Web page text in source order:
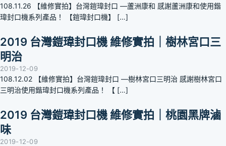
108.11.26 【維修實拍】台灣鎧瑋封口 —蘆洲康和 感謝蘆洲康和使用鍇
瑋封口機系列產品！ 【鎧瑋封口機】 […]
2019 台灣鎧瑋封口機 維修實拍｜樹林宮口三
明治
2019-12-09
108.12.02 【維修實拍】台灣鎧瑋封口 —樹林宮口三明治 感謝樹林宮口
三明治使用鍇瑋封口機系列產品！ 【 […]
2019 台灣鎧瑋封口機 維修實拍｜桃園黑牌滷
味
2019-12-09